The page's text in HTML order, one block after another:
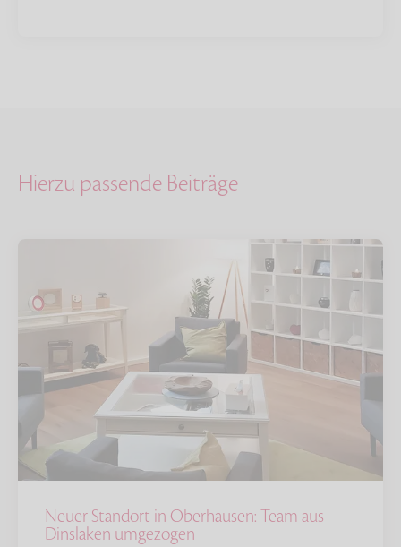
Hierzu passende Beiträge
Neuer Standort in Oberhausen: Team aus
Dinslaken umgezogen